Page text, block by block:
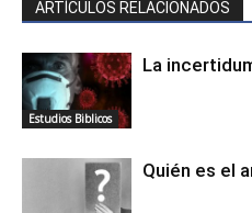
ARTÍCULOS RELACIONADOS
Estudios Biblicos
La
Quién es el